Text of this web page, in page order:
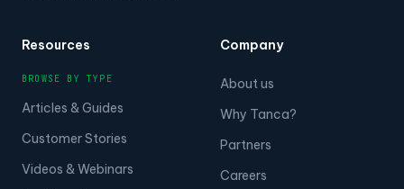
Resources
BROWSE BY TYPE
Articles & Guides
Customer Stories
Videos & Webinars
Company
About us
Why Tanca?
Partners
Careers